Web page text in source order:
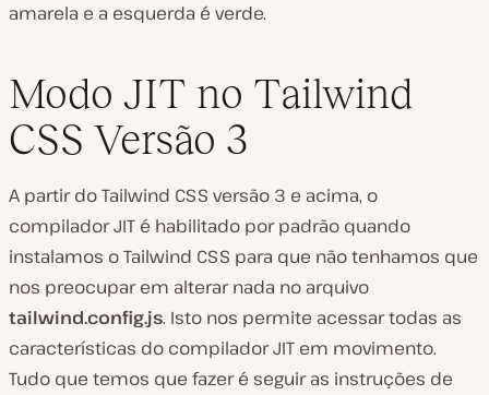
amarela e a esquerda é verde.
Modo JIT no Tailwind
CSS Versão 3
A partir do Tailwind CSS versão 3 e acima, o
compilador JIT é habilitado por padrão quando
instalamos o Tailwind CSS para que não tenhamos que
nos preocupar em alterar nada no arquivo
tailwind.config.js. Isto nos permite acessar todas as
características do compilador JIT em movimento.
Tudo que temos que fazer é seguir as instruções de